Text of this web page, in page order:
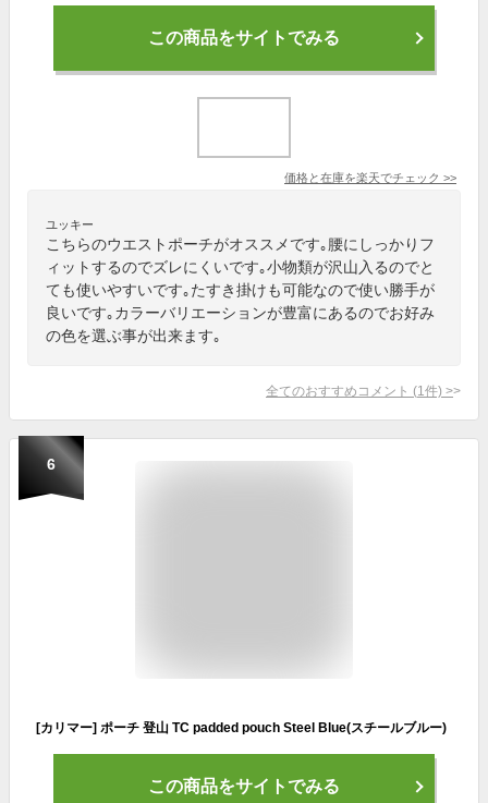
この商品をサイトでみる
価格と在庫を楽天でチェック >>
ユッキー
こちらのウエストポーチがオススメです｡腰にしっかりフ
ィットするのでズレにくいです｡小物類が沢山入るのでと
ても使いやすいです｡たすき掛けも可能なので使い勝手が
良いです｡カラーバリエーションが豊富にあるのでお好み
の色を選ぶ事が出来ます｡
全てのおすすめコメント (1 件) >
6
[カリマー] ポーチ 登山 TC padded pouch Steel Blue(スチールブルー)
この商品をサイトでみる